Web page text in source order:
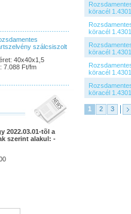
szálcsiszolt
40x40x1,5
7.088 Ft/fm
2022.03.01-tõl a
szerint alakul: -
köracél 1.4301
köracél 1.4301
köracél 1.4301
köracél 1.4301
köracél 1.4301
1 2 3